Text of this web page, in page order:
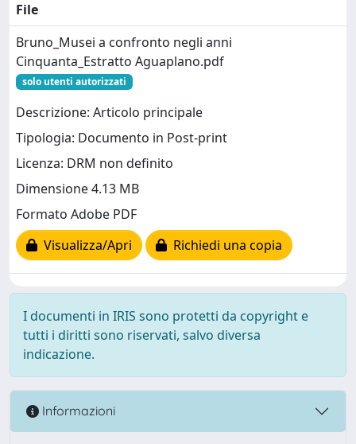
File
Bruno_Musei a confronto negli anni
Cinquanta_Estratto Aguaplano.pdf
solo utenti autorizzati
Descrizione: Articolo principale
Tipologia: Documento in Post-print
Licenza: DRM non definito
Dimensione 4.13 MB
Formato Adobe PDF
Visualizza/Apri
Richiedi una copia
I documenti in IRIS sono protetti da copyright e
tutti i diritti sono riservati, salvo diversa
indicazione.
Informazioni